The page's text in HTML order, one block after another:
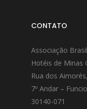
CONTATO
Associação
Hotéis de Minas
Rua dos
7º Andar –
30140-071